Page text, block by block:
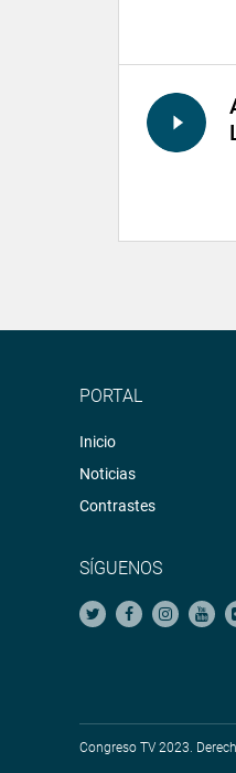
PORTAL
Inicio
Noticias
Contrastes
SÍGUENOS
Congreso TV 2023.